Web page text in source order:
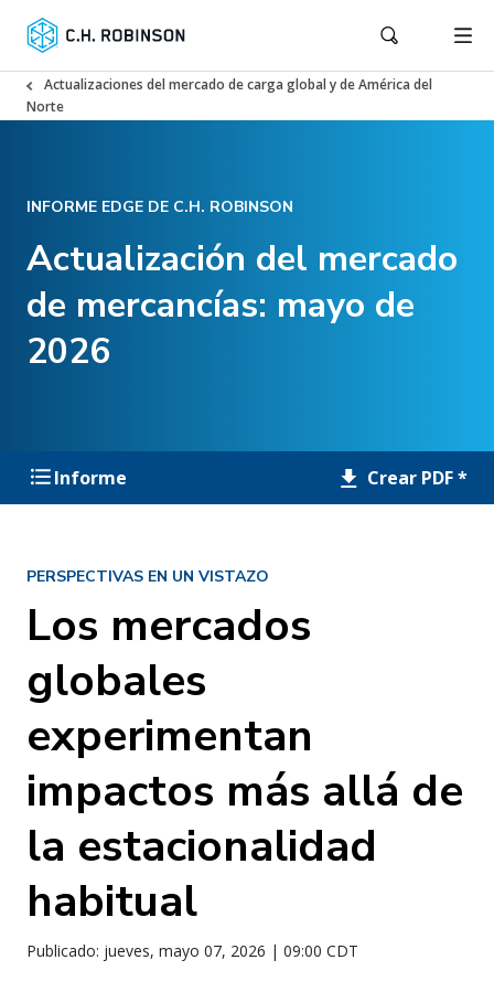
Actualizaciones del mercado de carga global y de América del
Norte
INFORME EDGE DE C.H. ROBINSON
Actualización del mercado
de mercancías: mayo de
2026
Informe Crear PDF *
PERSPECTIVAS EN UN VISTAZO
Los mercados
globales
experimentan
impactos más allá de
la estacionalidad
habitual
Publicado: jueves, mayo 07, 2026 | 09:00 CDT